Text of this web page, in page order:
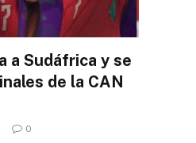
a Sudáfrica y se
de la CAN
0